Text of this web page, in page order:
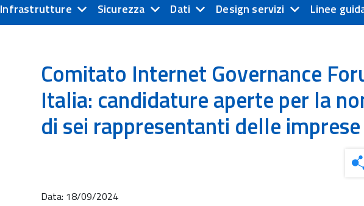
Infrastrutture Sicurezza Dati Design servizi Linee
Comitato Internet Governance
Italia: candidature aperte per la
di sei rappresentanti delle imprese
Data: 18/09/2024